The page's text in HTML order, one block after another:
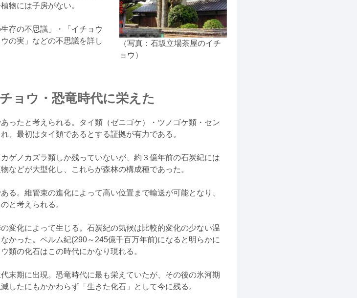
（写真：石坂立場茶屋のイチ
ョウ）
物には子房がない。
存の不思議」・「イチョウ
の実」などの不思議を詳し
ョウ・恐竜時代に栄えた
ったと考えられる。タイ類（ゼニゴケ）・ツノゴケ類・セン
、最初はタイ類であるとする証拠が有力である。
ゲノカズラ類しか残っていないが、約３億年前の石炭紀には
などが大型化し、これらが森林の構成種であった。
る。維管束の進化によって高い位置まで輸送が可能となり、
と考えられる。
変化によって生じる。石炭紀の気候は比較的変化の少ない温
かった。ペルム紀(290～245億千百万年前)になると明らかに
類の化石はこの時代にかなり現れる。
末期に出現。恐竜時代に最も栄えていたが、その後の氷河期
したにもかかわらず「生きた化石」として今に残る。